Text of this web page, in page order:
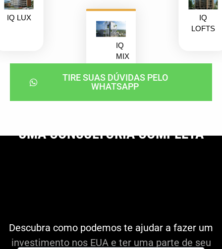
IQ LUX
IQ
MIX
IQ
LOFTS
TIRE SUAS DÚVIDAS PELO
WHATSAPP
UMA CONSULTORIA COMPLETA
Descubra como podemos te ajudar a fazer um
investimento nos EUA e ter uma parte de seu